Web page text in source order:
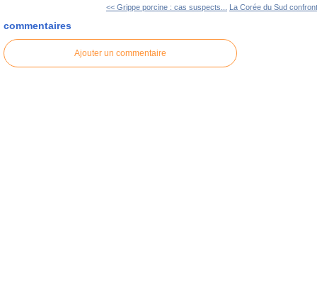
<< Grippe porcine : cas suspects... La Corée du Sud
commentaires
Ajouter un commentaire